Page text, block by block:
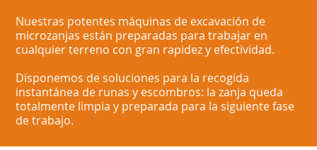
Nuestras potentes máquinas de excavación de
microzanjas están preparadas para trabajar en
cualquier terreno con gran rapidez y efectividad.
Disponemos de soluciones para la recogida
instantánea de runas y escombros: la zanja queda
totalmente limpia y preparada para la siguiente fase
de trabajo.